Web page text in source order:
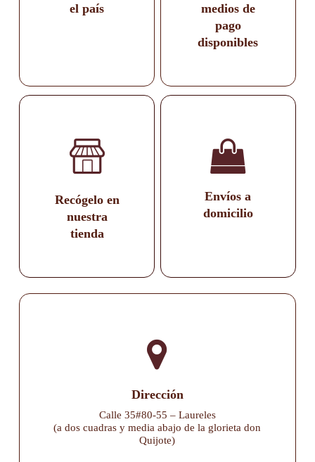
el país
medios de
pago
disponibles
Recógelo en
nuestra
tienda
Envíos a
domicilio
Dirección
Calle 35#80-55 – Laureles
(a dos cuadras y media abajo de la glorieta don
Quijote)